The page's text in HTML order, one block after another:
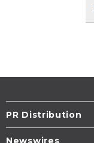
PR Distribution
Newswires